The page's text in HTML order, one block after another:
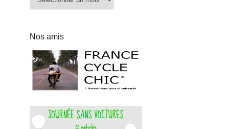
Nos amis